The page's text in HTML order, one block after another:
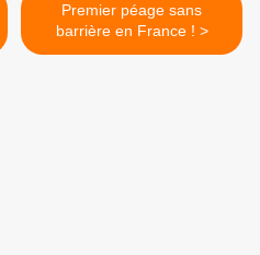
Premier péage sans
barrière en France ! >